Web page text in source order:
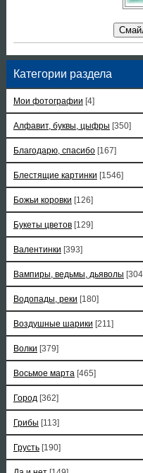
Категории раздела
Мои фотографии [4]
Алфавит, буквы, цыфры [350]
Благодарю, спасибо [167]
Блестящие картинки [1546]
Божьи коровки [126]
Букеты цветов [129]
Валентинки [393]
Вампиры, ведьмы, дьяволы
Водопады, реки [180]
Воздушные шарики [211]
Волки [379]
Восьмое марта [465]
Город [362]
Грибы [113]
Грусть [190]